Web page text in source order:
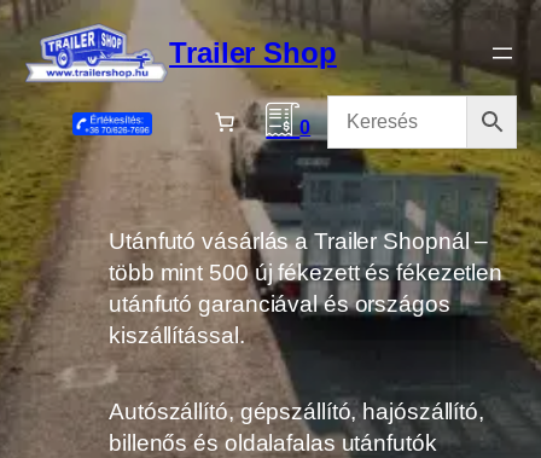
Ugrás
tartalomhoz
Trailer Shop
0
Utánfutó vásárlás a Trailer Shopnál –
több mint 500 új fékezett és fékezetlen
utánfutó garanciával és országos
kiszállítással.
Autószállító, gépszállító, hajószállító,
billenős és oldalafalas utánfutók